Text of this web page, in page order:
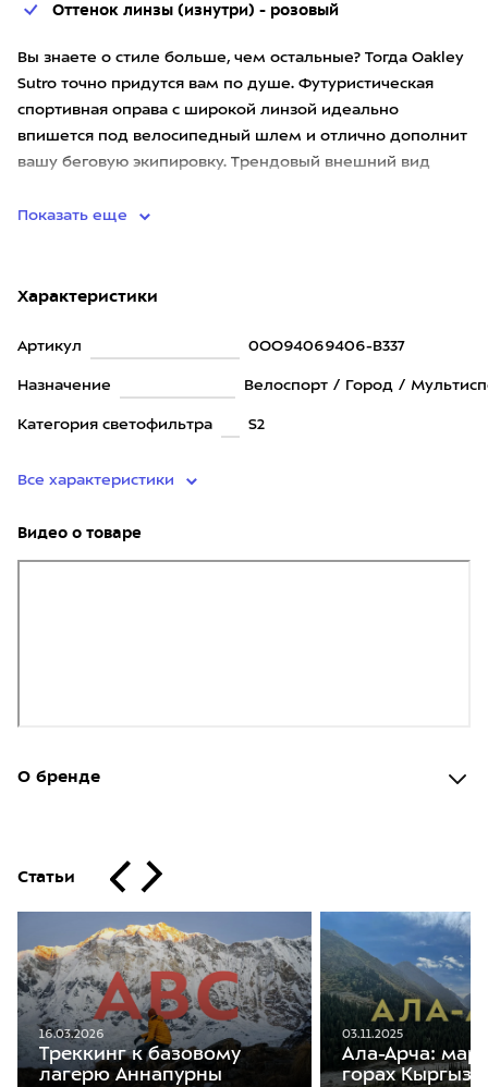
Оттенок линзы (изнутри) - розовый
Вы знаете о стиле больше, чем остальные? Тогда Oakley
Sutro точно придутся вам по душе. Футуристическая
спортивная оправа с широкой линзой идеально
впишется под велосипедный шлем и отлично дополнит
вашу беговую экипировку. Трендовый внешний вид
Показать еще
Характеристики
Артикул 0OO94069406-B337
Назначение Велоспорт / Город /
Категория светофильтра S2
Все характеристики
Видео о товаре
О бренде
Статьи
16.03.2026
Треккинг к базовому
лагерю Аннапурны
03.11.2025
Ала-Арча:
горах